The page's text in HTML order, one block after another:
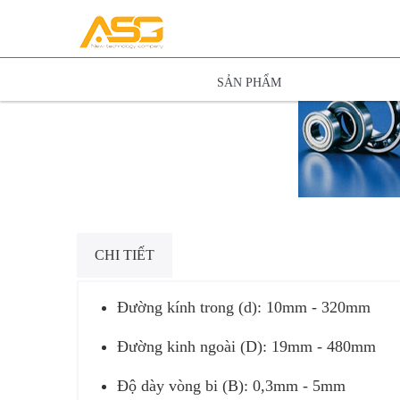
content
SẢN PHẨM
CHI TIẾT
Đường kính trong (d): 10mm - 320mm
Đường kinh ngoài (D): 19mm - 480mm
Độ dày vòng bi (B): 0,3mm - 5mm